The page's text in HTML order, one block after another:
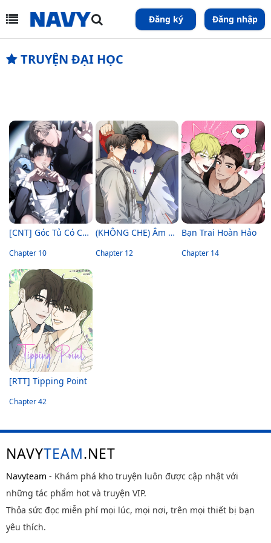
Đăng ký Đăng nhập
TRUYỆN ĐẠI HỌC
[CNT] Góc Tủ Có Chàng Hầu Gái
Chapter 10
(KHÔNG CHE) Âm Thầm Tuổi Đôi Mươi
Chapter 12
Bạn Trai Hoàn Hảo
Chapter 14
[RTT] Tipping Point
Chapter 42
NAVYTEAM.NET
Navyteam - Khám phá kho truyện luôn được cập nhật với
những tác phẩm hot và truyện VIP.
Thỏa sức đọc miễn phí mọi lúc, mọi nơi, trên mọi thiết bị bạn
yêu thích.